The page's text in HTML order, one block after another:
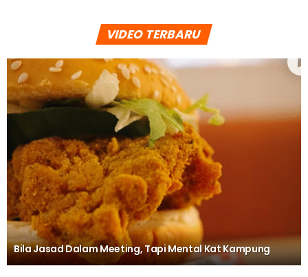
VIDEO TERBARU
Bila Jasad Dalam Meeting, Tapi Mental Kat Kampung